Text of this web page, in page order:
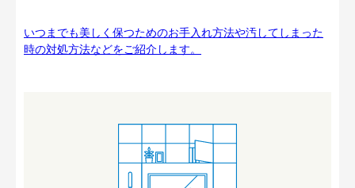
いつまでも美しく保つためのお手入れ方法や汚してしまった
時の対処方法などをご紹介します。